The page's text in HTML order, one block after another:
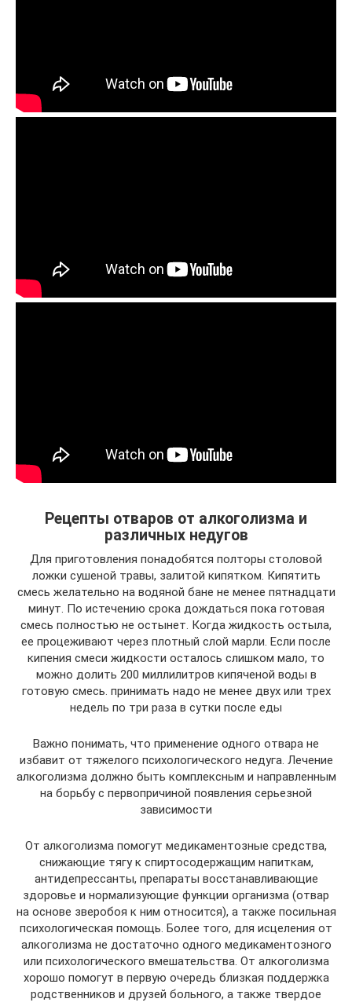
Рецепты отваров от алкоголизма и
различных недугов
Для приготовления понадобятся полторы столовой
ложки сушеной травы, залитой кипятком. Кипятить
смесь желательно на водяной бане не менее пятнадцати
минут. По истечению срока дождаться пока готовая
смесь полностью не остынет. Когда жидкость остыла,
ее процеживают через плотный слой марли. Если после
кипения смеси жидкости осталось слишком мало, то
можно долить 200 миллилитров кипяченой воды в
готовую смесь. принимать надо не менее двух или трех
недель по три раза в сутки после еды
Важно понимать, что применение одного отвара не
избавит от тяжелого психологического недуга. Лечение
алкоголизма должно быть комплексным и направленным
на борьбу с первопричиной появления серьезной
зависимости
От алкоголизма помогут медикаментозные средства,
снижающие тягу к спиртосодержащим напиткам,
антидепрессанты, препараты восстанавливающие
здоровье и нормализующие функции организма (отвар
на основе зверобоя к ним относится), а также посильная
психологическая помощь. Более того, для исцеления от
алкоголизма не достаточно одного медикаментозного
или психологического вмешательства. От алкоголизма
хорошо помогут в первую очередь близкая поддержка
родственников и друзей больного, а также твердое